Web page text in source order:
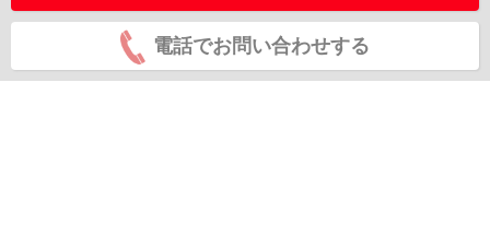
電話でお問い合わせする